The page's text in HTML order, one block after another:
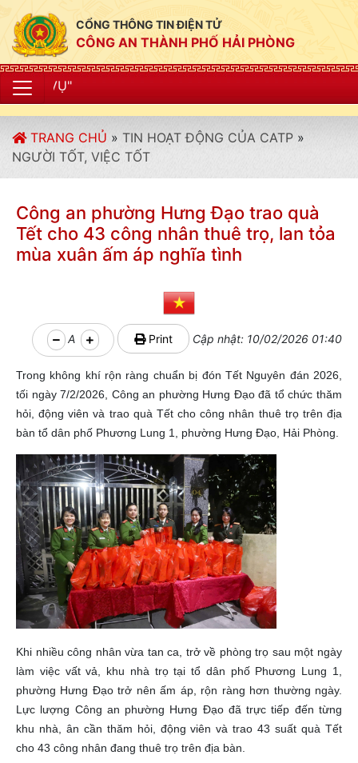
CỔNG THÔNG TIN ĐIỆN TỬ
CÔNG AN THÀNH PHỐ HẢI PHÒNG
TRANG CHỦ » TIN HOẠT ĐỘNG CỦA CATP »
NGƯỜI TỐT, VIỆC TỐT
Công an phường Hưng Đạo trao quà
Tết cho 43 công nhân thuê trọ, lan tỏa
mùa xuân ấm áp nghĩa tình
A Print Cập nhật: 10/02/2026 01:40
Trong không khí rộn ràng chuẩn bị đón Tết Nguyên đán 2026,
tối ngày 7/2/2026, Công an phường Hưng Đạo đã tổ chức thăm
hỏi, động viên và trao quà Tết cho công nhân thuê trọ trên địa
bàn tổ dân phố Phương Lung 1, phường Hưng Đạo, Hải Phòng.
Khi nhiều công nhân vừa tan ca, trở về phòng trọ sau một ngày
làm việc vất vả, khu nhà trọ tại tổ dân phố Phương Lung 1,
phường Hưng Đạo trở nên ấm áp, rộn ràng hơn thường ngày.
Lực lượng Công an phường Hưng Đạo đã trực tiếp đến từng
khu nhà, ân cần thăm hỏi, động viên và trao 43 suất quà Tết
cho 43 công nhân đang thuê trọ trên địa bàn.